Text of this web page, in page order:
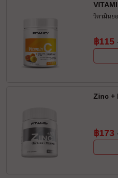
วิตามินย
฿115
Zinc +
฿173